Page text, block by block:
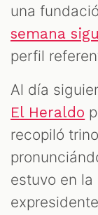
una
semana
perfil
Al día
El Heraldo
recopiló
estuvo en